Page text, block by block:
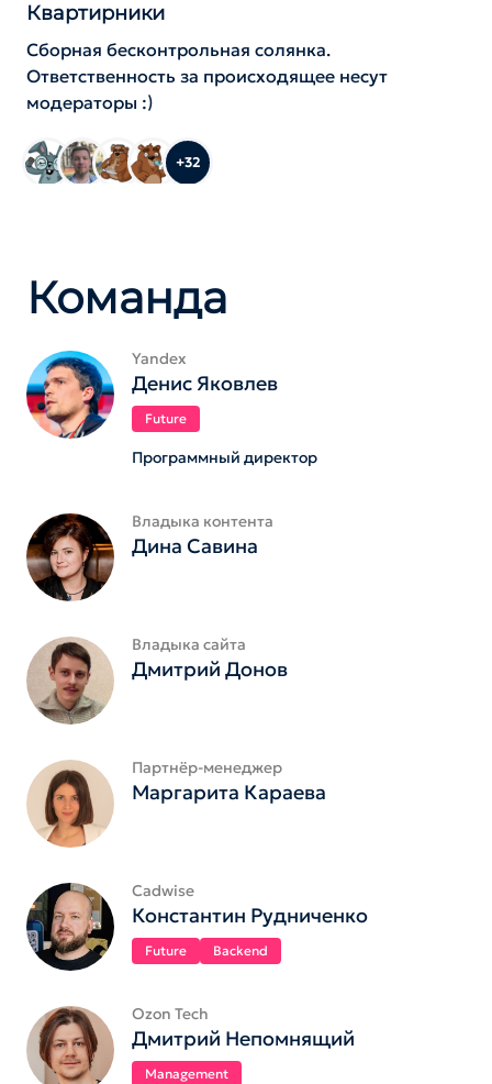
Квартирники
Сборная бесконтрольная солянка.
Ответственность за происходящее несут
модераторы :)
+32
Команда
Yandex
Денис Яковлев
Future
Программный директор
Владыка контента
Дина Савина
Владыка сайта
Дмитрий Донов
Партнёр-менеджер
Маргарита Караева
Cadwise
Константин Рудниченко
Future Backend
Ozon Tech
Дмитрий Непомнящий
Management